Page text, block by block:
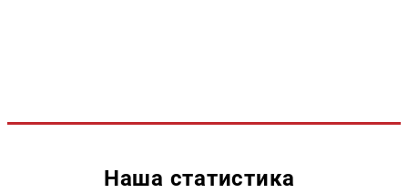
Наша статистика